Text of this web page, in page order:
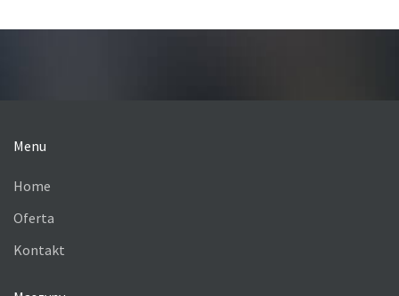
Menu
Home
Oferta
Kontakt